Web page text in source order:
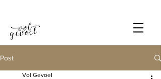
Post
Vol Gevoel